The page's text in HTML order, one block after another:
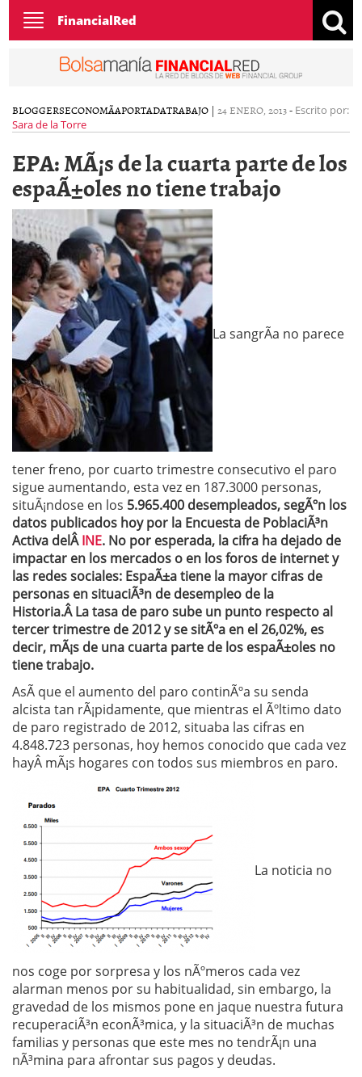
Toggle
navigation
FinancialRed
BLOGGERSECONOMÃ­APORTADATRABAJO | 24 ENERO, 2013- Escrito por:
Sara de la Torre
EPA: MÃ¡s de la cuarta parte de los
espaÃ±oles no tiene trabajo
La sangrÃ­a no parece
tener freno, por cuarto trimestre consecutivo el paro
sigue aumentando, esta vez en 187.3000 personas,
situÃ¡ndose en los 5.965.400 desempleados, segÃºn los
datos publicados hoy por la Encuesta de PoblaciÃ³n
Activa delÂINE. No por esperada, la cifra ha dejado de
impactar en los mercados o en los foros de internet y
las redes sociales: EspaÃ±a tiene la mayor cifras de
personas en situaciÃ³n de desempleo de la
Historia.ÂLa tasa de paro sube un punto respecto al
tercer trimestre de 2012 y se sitÃºa en el 26,02%, es
decir, mÃ¡s de una cuarta parte de los espaÃ±oles no
tiene trabajo.
AsÃ­ que el aumento del paro continÃºa su senda
alcista tan rÃ¡pidamente, que mientras el Ãºltimo dato
de paro registrado de 2012, situaba las cifras en
4.848.723 personas, hoy hemos conocido que cada vez
hayÂ mÃ¡s hogares con todos sus miembros en paro.
La noticia no
nos coge por sorpresa y los nÃºmeros cada vez
alarman menos por su habitualidad, sin embargo, la
gravedad de los mismos pone en jaque nuestra futura
recuperaciÃ³n econÃ³mica, y la situaciÃ³n de muchas
familias y personas que este mes no tendrÃ¡n una
nÃ³mina para afrontar sus pagos y deudas.